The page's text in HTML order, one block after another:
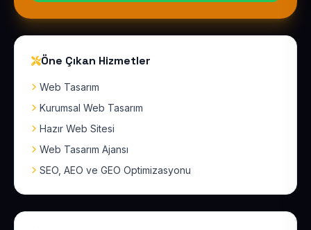
Öne Çıkan Hizmetler
Web Tasarım
Kurumsal Web Tasarım
Hazır Web Sitesi
Web Tasarım Ajansı
SEO, AEO ve GEO Optimizasyonu